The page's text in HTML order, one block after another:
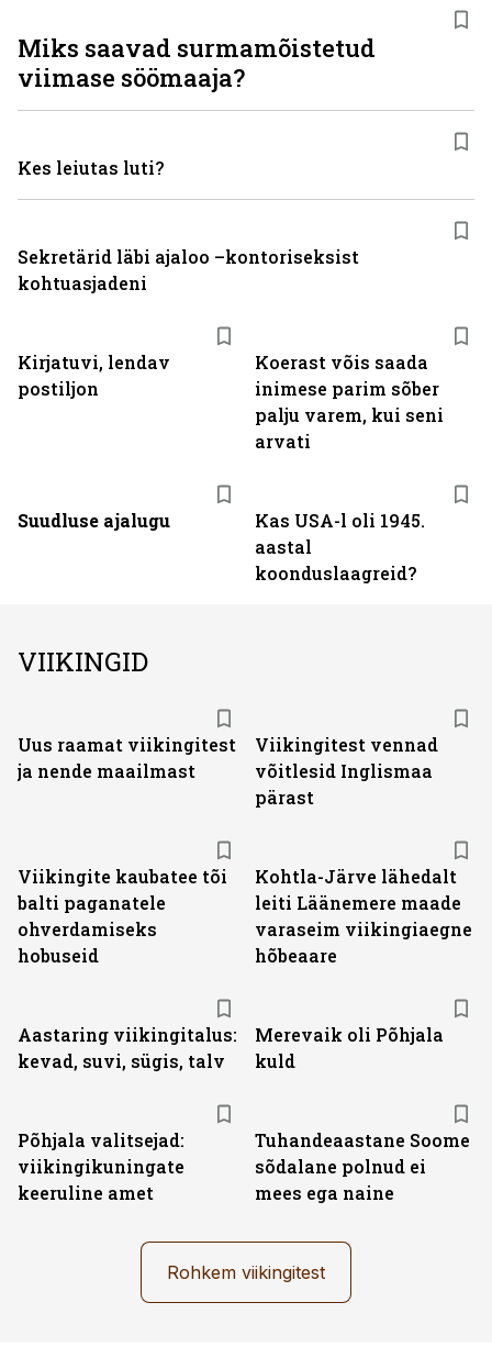
Kirjatuvi, lendav
postiljon
Koerast võis saada
inimese parim sõber
palju varem, kui seni
arvati
Suudluse ajalugu
Kas USA-l oli 1945.
aastal
koonduslaagreid?
Miks saavad surmamõistetud
viimase söömaaja?
Kes leiutas luti?
Sekretärid läbi ajaloo –kontoriseksist
kohtuasjadeni
VIIKINGID
Uus raamat viikingitest
ja nende maailmast
Viikingitest vennad
võitlesid Inglismaa
pärast
Viikingite kaubatee tõi
balti paganatele
ohverdamiseks
hobuseid
Kohtla-Järve lähedalt
leiti Läänemere maade
varaseim viikingiaegne
hõbeaare
Aastaring viikingitalus:
kevad, suvi, sügis, talv
Merevaik oli Põhjala
kuld
Põhjala valitsejad:
viikingikuningate
keeruline amet
Tuhandeaastane Soome
sõdalane polnud ei
mees ega naine
Rohkem viikingitest